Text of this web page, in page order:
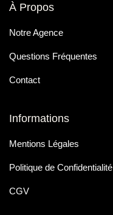
À Propos
Notre Agence
Questions Fréquentes
Contact
Informations
Mentions Légales
Politique de Confidentialité
CGV